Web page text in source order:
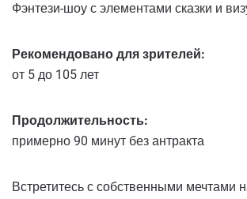
Фэнтези-шоу с элементами сказки и
Рекомендовано для зрителей:
от 5 до 105 лет
Продолжительность:
примерно 90 минут без антракта
Встретитесь с собственными мечтами